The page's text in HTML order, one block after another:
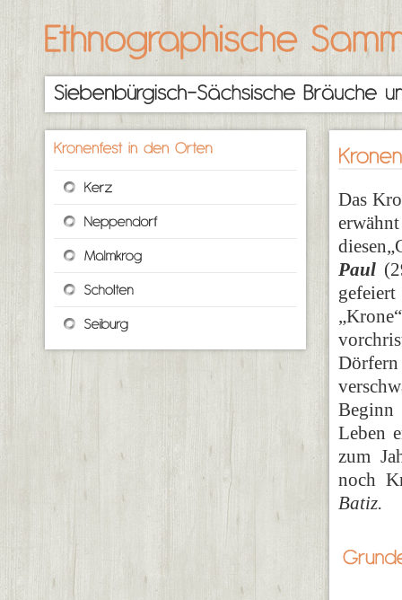
Das
Paul
Dörfern
Beginn
Leben
zum
noch
Batiz.